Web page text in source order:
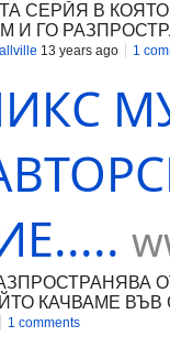
СЕРЙЯ В
И ГО
ФИЛМИ И
13 years ago 1
КАЧВАМE ВЪВ
1 comments